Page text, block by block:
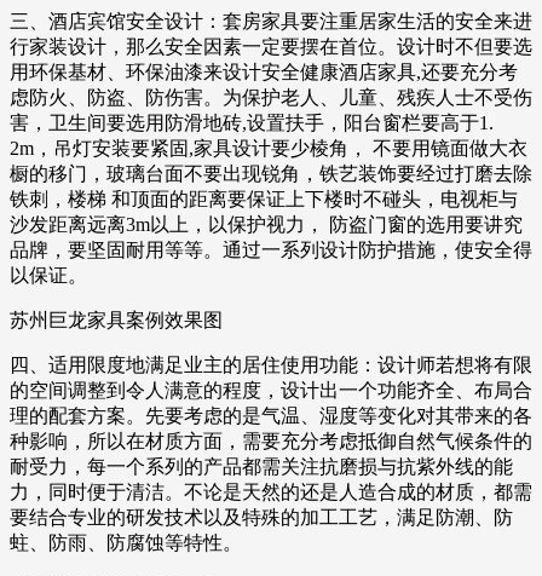
三、酒店宾馆安全设计：套房家具要注重居家生活的安全来进
行家装设计，那么安全因素一定要摆在首位。设计时不但要选
用环保基材、环保油漆来设计安全健康酒店家具,还要充分考
虑防火、防盗、防伤害。为保护老人、儿童、残疾人士不受伤
害，卫生间要选用防滑地砖,设置扶手，阳台窗栏要高于1.
2m，吊灯安装要紧固,家具设计要少棱角， 不要用镜面做大衣
橱的移门，玻璃台面不要出现锐角，铁艺装饰要经过打磨去除
铁刺，楼梯 和顶面的距离要保证上下楼时不碰头，电视柜与
沙发距离远离3m以上，以保护视力， 防盗门窗的选用要讲究
品牌，要坚固耐用等等。通过一系列设计防护措施，使安全得
以保证。
苏州巨龙家具案例效果图
四、适用限度地满足业主的居住使用功能：设计师若想将有限
的空间调整到令人满意的程度，设计出一个功能齐全、布局合
理的配套方案。先要考虑的是气温、湿度等变化对其带来的各
种影响，所以在材质方面，需要充分考虑抵御自然气候条件的
耐受力，每一个系列的产品都需关注抗磨损与抗紫外线的能
力，同时便于清洁。不论是天然的还是人造合成的材质，都需
要结合专业的研发技术以及特殊的加工工艺，满足防潮、防
蛀、防雨、防腐蚀等特性。